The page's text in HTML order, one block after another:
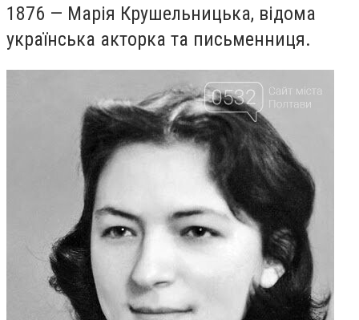
1876 — Марія Крушельницька, відома
українська акторка та письменниця.